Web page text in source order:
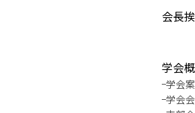
会長
学会
学会
学会